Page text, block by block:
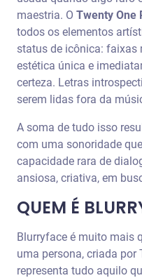
maestria. O Twenty One
todos os elementos
status de icônica: faixas
estética única e
certeza. Letras
serem lidas fora da
A soma de tudo isso
com uma sonoridade
capacidade rara de
ansiosa, criativa, em
QUEM É
Blurryface é muito mais
uma persona, criada por
representa tudo aquilo